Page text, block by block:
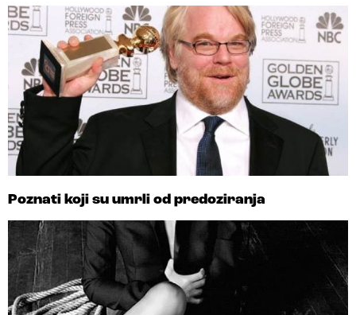
Poznati koji su umrli od predoziranja